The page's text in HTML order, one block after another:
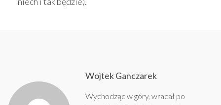
Wojtek Ganczarek
Wychodząc w góry, wracał po